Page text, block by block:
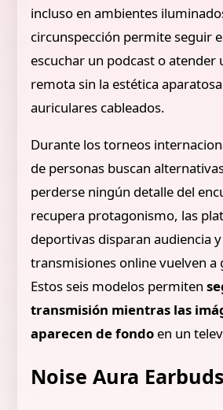
incluso en ambientes
circunspección permite seguir
escuchar un podcast o atender
remota sin la estética
auriculares cableados.
Durante los torneos
de personas buscan
perderse ningún detalle del
recupera protagonismo, las
deportivas disparan audiencia
transmisiones online vuelven a
Estos seis modelos permiten
transmisión mientras las
aparecen de fondo en un
Noise Aura Earbuds